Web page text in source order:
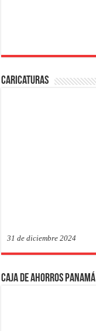
Caricaturas
31 de diciembre 2024
Caja de Ahorros Panamá